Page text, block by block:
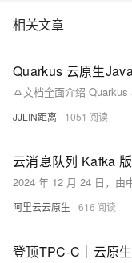
相关文章
Quarkus 云原生
JJLIN距离 1051
阿里云云原生 616